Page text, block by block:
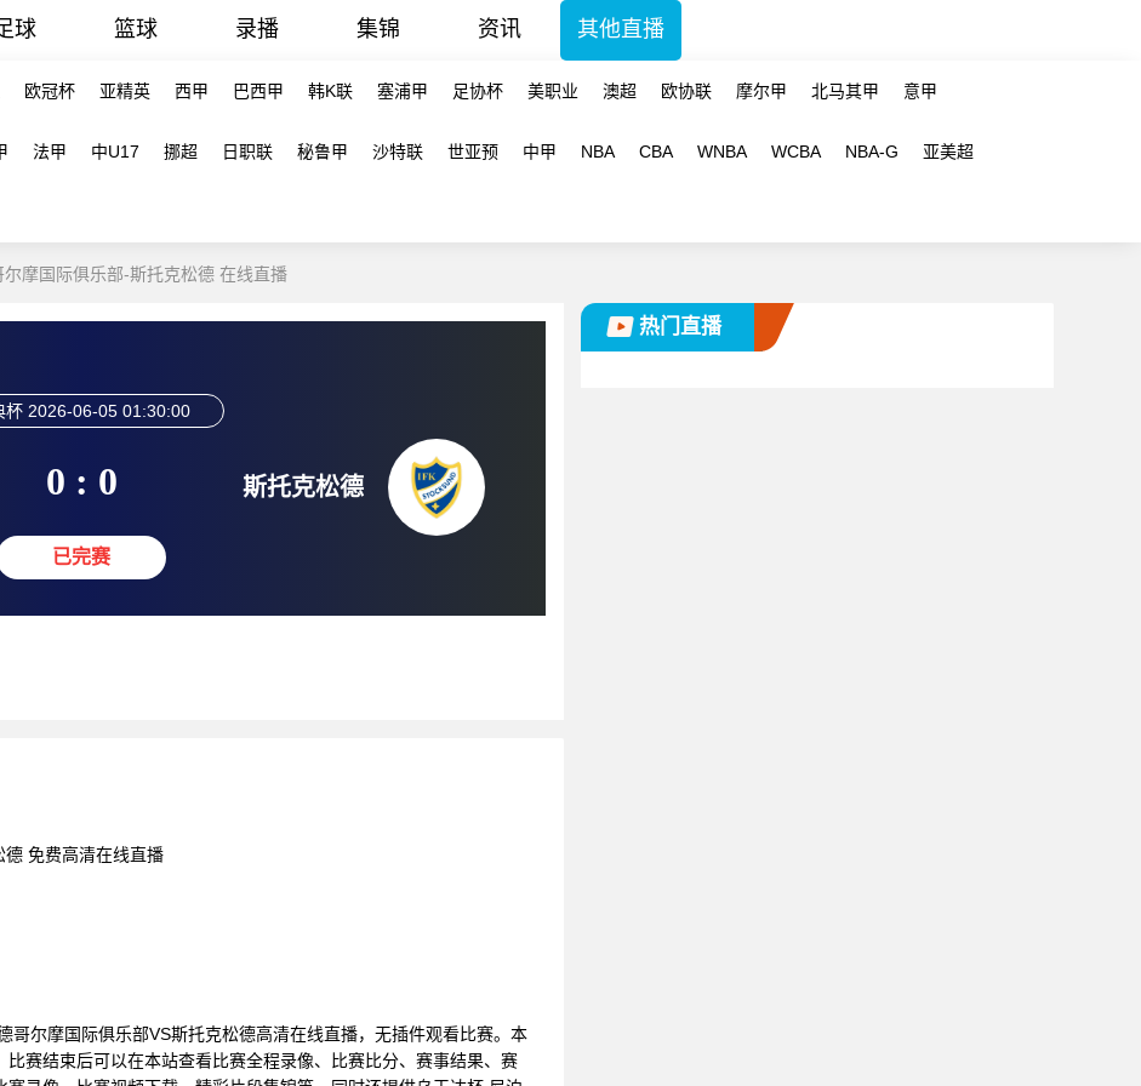
球 篮球 录播 集锦 资讯 其他直播
欧冠杯 亚精英 西甲 巴西甲 韩K联 塞浦甲 足协杯 美职业 澳超 欧协联 摩尔甲 北马其甲 意甲
法甲 中U17 挪超 日职联 秘鲁甲 沙特联 世亚预 中甲 NBA CBA WNBA WCBA NBA-G 亚美超
摩国际俱乐部-斯托克松德 在线直播
杯 2026-06-05 01:30:00
0 : 0
已完赛
斯托克松德
免费高清在线直播
尔摩国际俱乐部VS斯托克松德高清在线直播，无插件观看比赛。本
赛结束后可以在本站查看比赛全程录像、比赛比分、赛事结果、赛
热门直播